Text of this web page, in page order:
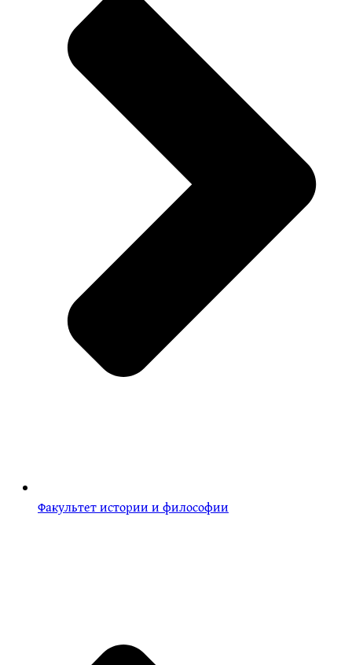
Факультет истории и философии